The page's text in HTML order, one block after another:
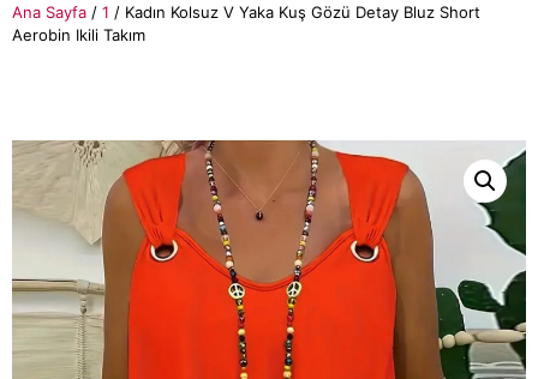
Ana Sayfa / 1 / Kadın Kolsuz V Yaka Kuş Gözü Detay Bluz Short
Aerobin Ikili Takım